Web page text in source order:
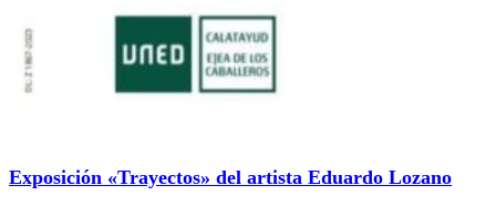
Exposición «Trayectos» del artista Eduardo Lozano